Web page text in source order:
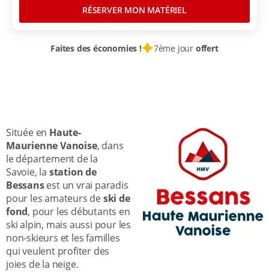
RÉSERVER MON MATÉRIEL
Faites des économies ! 7ème jour offert
Située en Haute-
Maurienne Vanoise, dans
le département de la
Savoie, la station de
Bessansest un vrai paradis
pour les amateurs deski de
fond, pour les débutants en
ski alpin, mais aussi pour les
non-skieurs et les familles
qui veulent profiter des
joies de la neige.